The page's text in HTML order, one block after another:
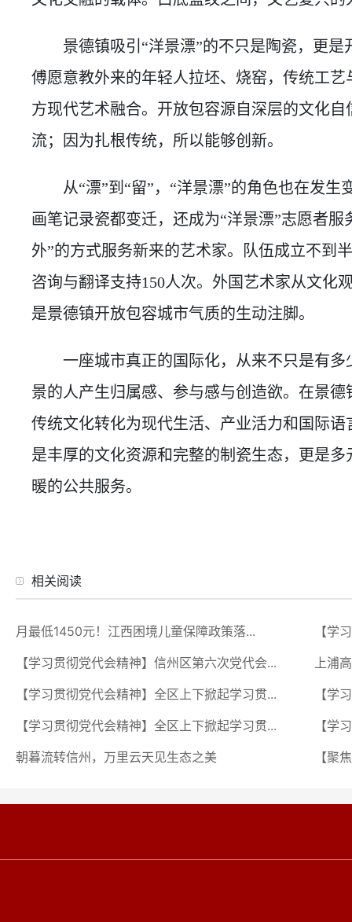
景德镇吸引“洋景漂”的不只是陶瓷，更是
傅愿意教外来的年轻人拉坯、烧窑，传统工
方现代艺术融合。开放包容源自深层的文化
流；因为扎根传统，所以能够创新。
从“漂”到“留”，“洋景漂”的角色也在发生
画笔记录瓷都变迁，还成为“洋景漂”志愿者
外”的方式服务新来的艺术家。队伍成立不到
咨询与翻译支持150人次。外国艺术家从文化
是景德镇开放包容城市气质的生动注脚。
一座城市真正的国际化，从来不只是有多
景的人产生归属感、参与感与创造欲。在景德
传统文化转化为现代生活、产业活力和国际
是丰厚的文化资源和完整的制瓷生态，更是
暖的公共服务。
相关阅读
月最低1450元！江西困境儿童保障政策落...
【学
【学习贯彻党代会精神】信州区第六次党代会...
上浦
【学习贯彻党代会精神】全区上下掀起学习贯...
【学
【学习贯彻党代会精神】全区上下掀起学习贯...
【学
朝暮流转信州，万里云天见生态之美
【聚